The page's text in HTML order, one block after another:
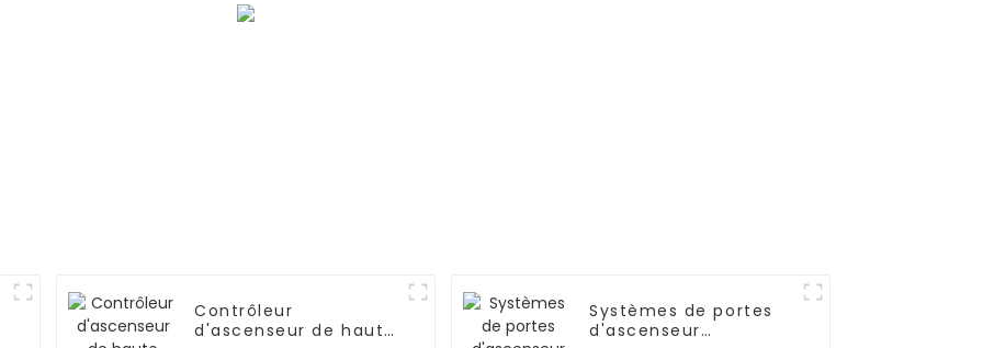
Contrôleur
d'ascenseur de haute
Systèmes de portes
d'ascenseur